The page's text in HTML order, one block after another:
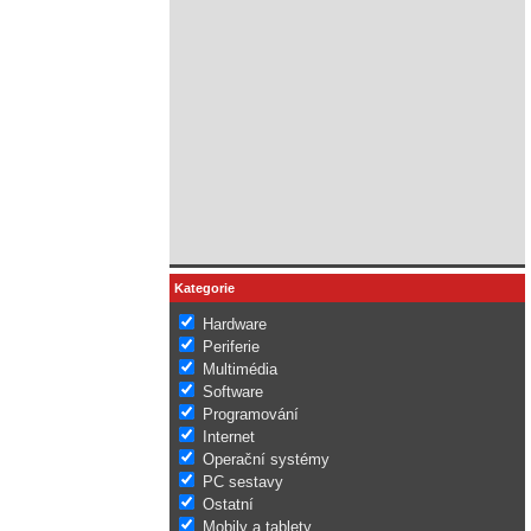
Kategorie
Hardware
Periferie
Multimédia
Software
Programování
Internet
Operační systémy
PC sestavy
Ostatní
Mobily a tablety